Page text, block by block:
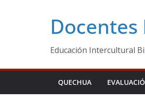
Docentes
Educación Intercultural
QUECHUA